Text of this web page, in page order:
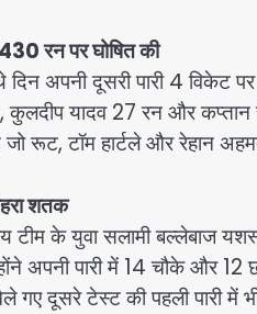
रन पर घोषित की
दिन अपनी दूसरी पारी 4
यादव 27 रन और कप्तान
रूट, टॉम हार्टले और रेहान
शतक
टीम के युवा सलामी बल्लेबाज
अपनी पारी में 14 चौके और
गए दूसरे टेस्ट की पहली पारी में